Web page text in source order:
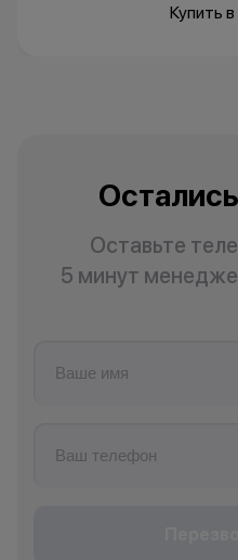
Купить
Оставьте
5 минут